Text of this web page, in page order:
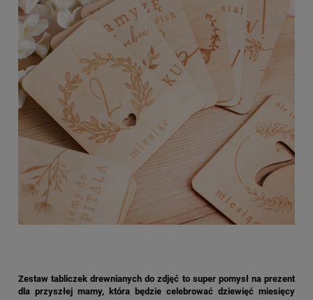
Zestaw tabliczek drewnianych do zdjęć to super pomysł na prezent
dla przyszłej mamy, która będzie celebrować dziewięć miesięcy